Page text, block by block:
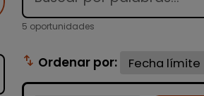
5 oportunidades
swap_vert Ordenar por: